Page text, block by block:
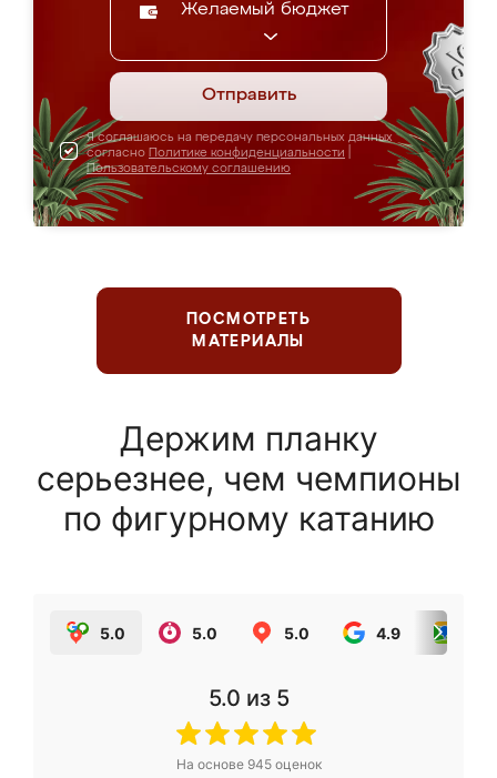
Желаемый бюджет
Отправить
Я соглашаюсь на передачу персональных данных
согласно Политике конфиденциальности
Пользовательскому соглашению
ПОСМОТРЕТЬ
МАТЕРИАЛЫ
Держим планку
серьезнее, чем чемпионы
по фигурному катанию
5.0 5.0 5.0 4.9
5.0 из 5
На основе 945оценок